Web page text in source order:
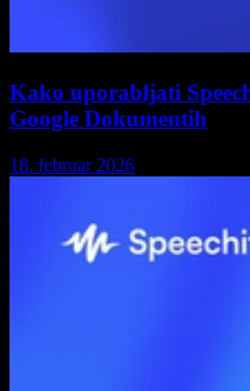
Kako uporabljati
Google Dokumentih
18. februar 2026